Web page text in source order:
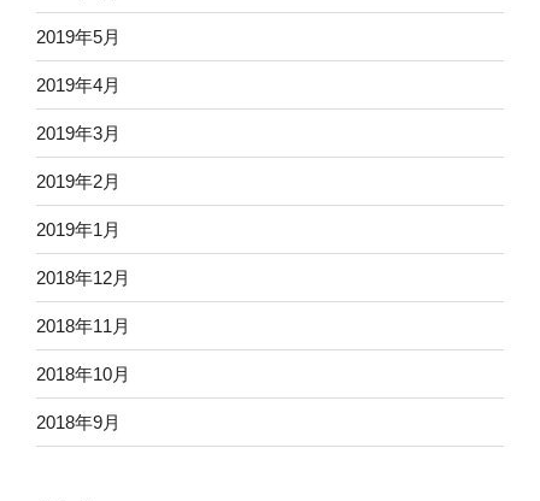
2019年5月
2019年4月
2019年3月
2019年2月
2019年1月
2018年12月
2018年11月
2018年10月
2018年9月